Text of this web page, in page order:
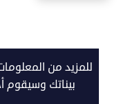
call2action-
للمزيد من
بيناتك وسيقوم